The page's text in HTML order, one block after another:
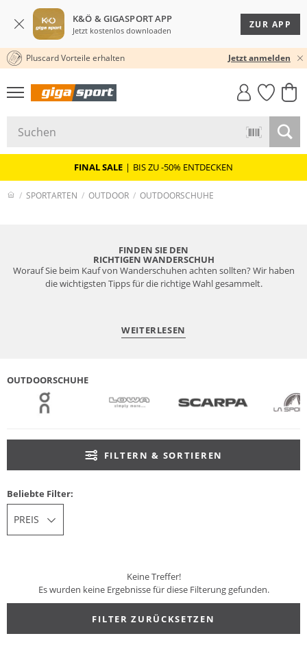
K&Ö & GIGASPORT APP
Jetzt kostenlos downloaden
ZUR APP
30 TAGE RÜCKGABERECHT
Pluscard Vorteile erhalten Jetzt anmelden
GIGASTYLE
FAHRRAD­
MUST-HAVE
FINAL SALE | BIS ZU -50% ENTDECKEN
SPORTARTEN OUTDOOR OUTDOORSCHUHE
FINDEN SIE DEN
RICHTIGEN WANDERSCHUH
Worauf Sie beim Kauf von Wanderschuhen achten sollten? Wir haben
die wichtigsten Tipps für die richtige Wahl gesammelt.
WEITERLESEN
OUTDOORSCHUHE
FILTERN & SORTIEREN
Beliebte Filter:
PREIS
Keine Treffer!
Es wurden keine Ergebnisse für diese Filterung gefunden.
FILTER ZURÜCKSETZEN